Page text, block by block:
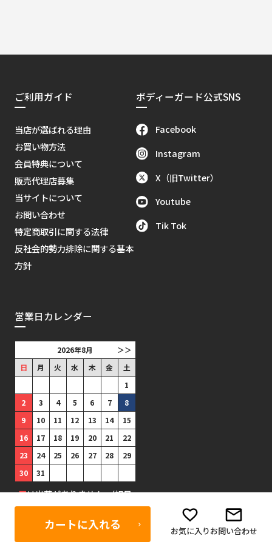
カートに入れる お気に入りお問い合わせ
ご利用ガイド
当店が選ばれる理由
お買い物方法
会員特典について
販売代理店募集
当サイトについて
お問い合わせ
特定商取引に関する法律
反社会的勢力排除に関する基本
方針
ボディーガード公式SNS
Facebook
Instagram
X（旧Twitter）
Youtube
Tik Tok
営業日カレンダー
＞＞
2026年8月
日
月 火 水 木 金
土
1
2
3 4 5 6 7
8
9
10 11 12 13 14
15
16
17 18 19 20 21
22
23
24 25 26 27 28
29
30
31
■は出荷がありません。(祝日
は出荷あり)